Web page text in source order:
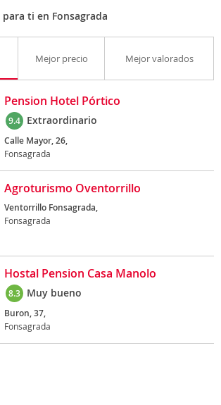
ti en Fonsagrada
Mejor precio Mejor valorados
Pension Hotel Pórtico
9.4 Extraordinario
Calle Mayor, 26,
Fonsagrada
Agroturismo Oventorrillo
Ventorrillo Fonsagrada,
Fonsagrada
Hostal Pension Casa Manolo
8.3 Muy bueno
Buron, 37,
Fonsagrada